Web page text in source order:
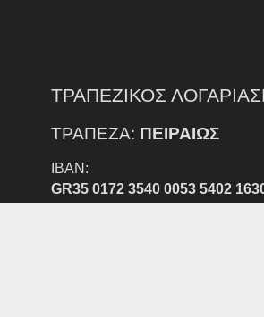
ΤΡΑΠΕΖΙΚΟΣ
ΤΡΑΠΕΖΑ: ΠΕΙΡΑΙΩΣ
IBAN:
GR35 0172 3540 0053 5402